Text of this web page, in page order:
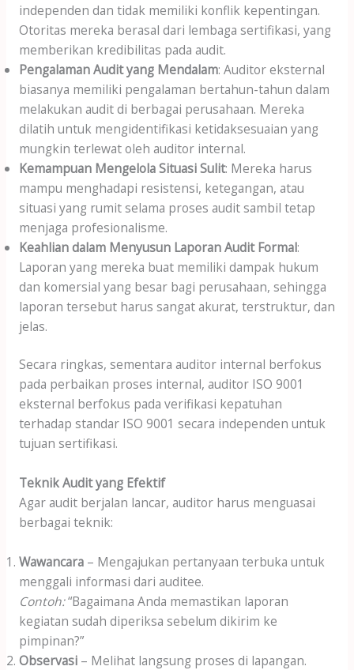
independen dan tidak memiliki konflik kepentingan.
Otoritas mereka berasal dari lembaga sertifikasi, yang
memberikan kredibilitas pada audit.
Pengalaman Audit yang Mendalam: Auditor eksternal
biasanya memiliki pengalaman bertahun-tahun dalam
melakukan audit di berbagai perusahaan. Mereka
dilatih untuk mengidentifikasi ketidaksesuaian yang
mungkin terlewat oleh auditor internal.
Kemampuan Mengelola Situasi Sulit: Mereka harus
mampu menghadapi resistensi, ketegangan, atau
situasi yang rumit selama proses audit sambil tetap
menjaga profesionalisme.
Keahlian dalam Menyusun Laporan Audit Formal:
Laporan yang mereka buat memiliki dampak hukum
dan komersial yang besar bagi perusahaan, sehingga
laporan tersebut harus sangat akurat, terstruktur, dan
jelas.
Secara ringkas, sementara auditor internal berfokus
pada perbaikan proses internal, auditor ISO 9001
eksternal berfokus pada verifikasi kepatuhan
terhadap standar ISO 9001 secara independen untuk
tujuan sertifikasi.
Teknik Audit yang Efektif
Agar audit berjalan lancar, auditor harus menguasai
berbagai teknik:
Wawancara– Mengajukan pertanyaan terbuka untuk
menggali informasi dari auditee.
Contoh:“Bagaimana Anda memastikan laporan
kegiatan sudah diperiksa sebelum dikirim ke
pimpinan?”
Observasi– Melihat langsung proses di lapangan.